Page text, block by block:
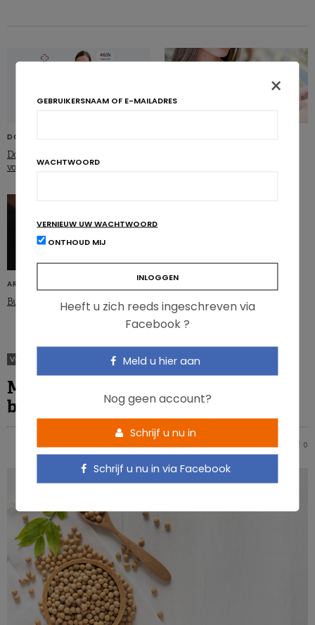
DOCTORANYTIME
Doctoranytime: maak meer tijd vrij
voor wat echt telt
ARTIKELS
Burn-out in de kijker
VOEDINGSPATRONEN VEGETARISCH & VEGANISTISCH
Moeten we producten op basis van soja
beperken?
NICOLAS GUGGENBÜHL 0
×
GEBRUIKERSNAAM OF E-MAILADRES
WACHTWOORD
VERNIEUW UW WACHTWOORD
ONTHOUD MIJ
Heeft u zich reeds ingeschreven via
Facebook ?
Meld u hier aan
Nog geen account?
Schrijf u nu in
Schrijf u nu in via Facebook